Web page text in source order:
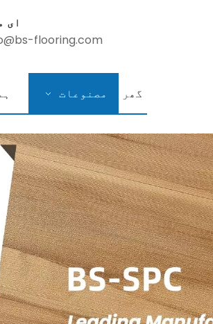
ای
flooring.com
گھر مصنوعات